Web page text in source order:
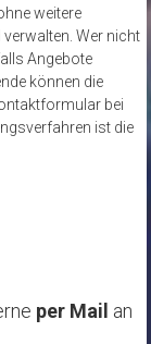
weitere
Wer nicht
Angebote
können die
bei
ist die
per Mail an